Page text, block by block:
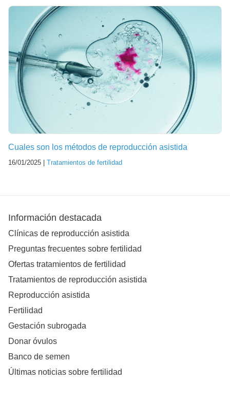
Cuales son los métodos de reproducción asistida
16/01/2025 | Tratamientos de fertilidad
Información destacada
Clínicas de reproducción asistida
Preguntas frecuentes sobre fertilidad
Ofertas tratamientos de fertilidad
Tratamientos de reproducción asistida
Reproducción asistida
Fertilidad
Gestación subrogada
Donar óvulos
Banco de semen
Últimas noticias sobre fertilidad